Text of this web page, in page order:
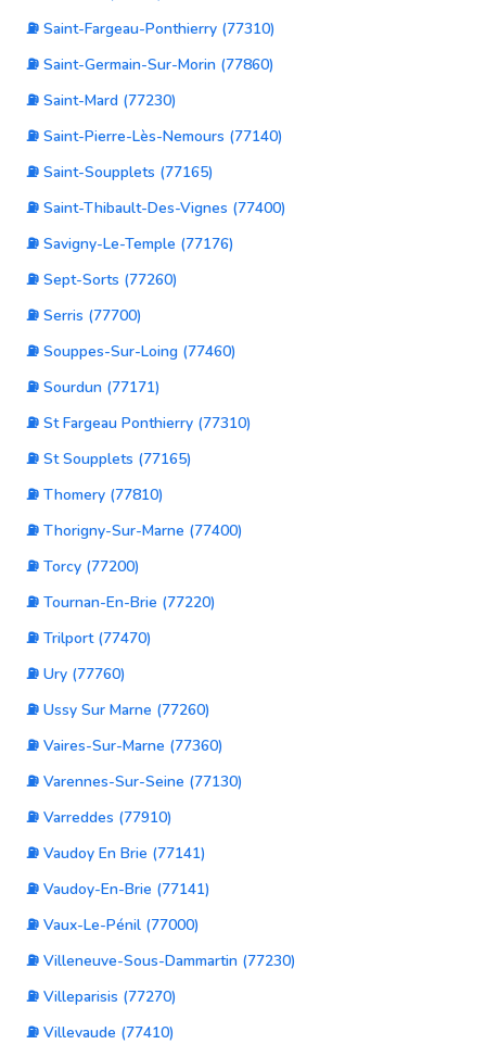
⛽ Saint-Fargeau-Ponthierry (77310)
⛽ Saint-Germain-Sur-Morin (77860)
⛽ Saint-Mard (77230)
⛽ Saint-Pierre-Lès-Nemours (77140)
⛽ Saint-Soupplets (77165)
⛽ Saint-Thibault-Des-Vignes (77400)
⛽ Savigny-Le-Temple (77176)
⛽ Sept-Sorts (77260)
⛽ Serris (77700)
⛽ Souppes-Sur-Loing (77460)
⛽ Sourdun (77171)
⛽ St Fargeau Ponthierry (77310)
⛽ St Soupplets (77165)
⛽ Thomery (77810)
⛽ Thorigny-Sur-Marne (77400)
⛽ Torcy (77200)
⛽ Tournan-En-Brie (77220)
⛽ Trilport (77470)
⛽ Ury (77760)
⛽ Ussy Sur Marne (77260)
⛽ Vaires-Sur-Marne (77360)
⛽ Varennes-Sur-Seine (77130)
⛽ Varreddes (77910)
⛽ Vaudoy En Brie (77141)
⛽ Vaudoy-En-Brie (77141)
⛽ Vaux-Le-Pénil (77000)
⛽ Villeneuve-Sous-Dammartin (77230)
⛽ Villeparisis (77270)
⛽ Villevaude (77410)